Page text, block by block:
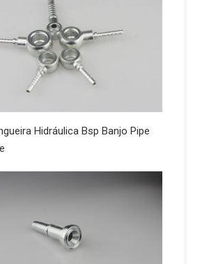
Hidráulica Bsp Banjo Pipe